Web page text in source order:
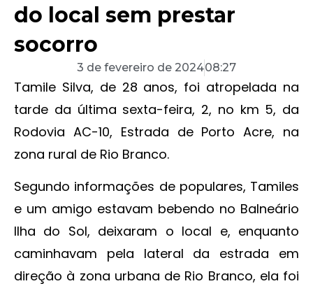
do local sem prestar
socorro
3 de fevereiro de 202408:27
Tamile Silva, de 28 anos, foi atropelada na
tarde da última sexta-feira, 2, no km 5, da
Rodovia AC-10, Estrada de Porto Acre, na
zona rural de Rio Branco.
Segundo informações de populares, Tamiles
e um amigo estavam bebendo no Balneário
Ilha do Sol, deixaram o local e, enquanto
caminhavam pela lateral da estrada em
direção à zona urbana de Rio Branco, ela foi